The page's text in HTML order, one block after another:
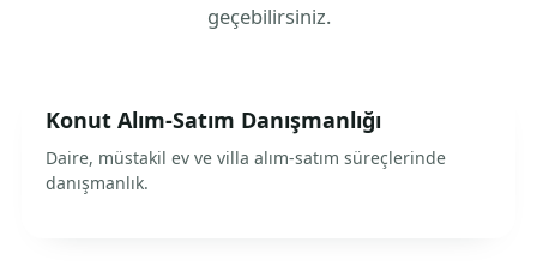
geçebilirsiniz.
Konut Alım-Satım Danışmanlığı
Daire, müstakil ev ve villa alım-satım süreçlerinde
danışmanlık.